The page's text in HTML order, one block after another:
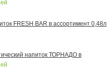
FRESH BAR в ассортимент 0,48л
напиток ТОРНАДО в